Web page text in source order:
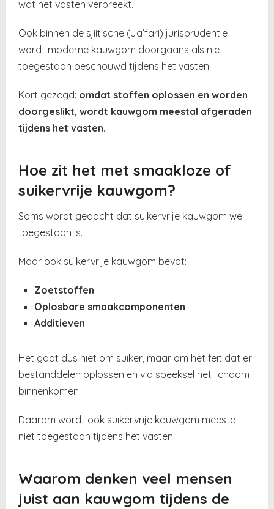
wat het vasten verbreekt.
Ook binnen de sjiitische (Ja’fari) jurisprudentie
wordt moderne kauwgom doorgaans als niet
toegestaan beschouwd tijdens het vasten.
Kort gezegd: omdat stoffen oplossen en worden
doorgeslikt, wordt kauwgom meestal afgeraden
tijdens het vasten.
Hoe zit het met smaakloze of
suikervrije kauwgom?
Soms wordt gedacht dat suikervrije kauwgom wel
toegestaan is.
Maar ook suikervrije kauwgom bevat:
Zoetstoffen
Oplosbare smaakcomponenten
Additieven
Het gaat dus niet om suiker, maar om het feit dat er
bestanddelen oplossen en via speeksel het lichaam
binnenkomen.
Daarom wordt ook suikervrije kauwgom meestal
niet toegestaan tijdens het vasten.
Waarom denken veel mensen
juist aan kauwgom tijdens de